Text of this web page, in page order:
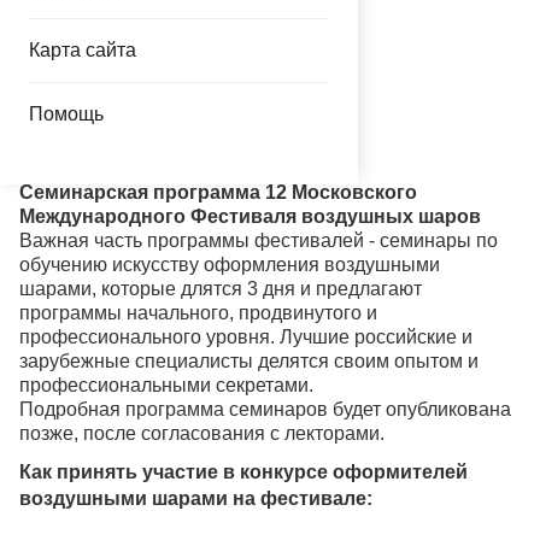
Карта сайта
Помощь
Дополнительные номинации:
- Самая техничная команда
- За лучший дебют
Семинарская программа 12 Московского
Международного Фестиваля воздушных шаров
Важная часть программы фестивалей - семинары по
обучению искусству оформления воздушными
шарами, которые длятся 3 дня и предлагают
программы начального, продвинутого и
профессионального уровня. Лучшие российские и
зарубежные специалисты делятся своим опытом и
профессиональными секретами.
Подробная программа семинаров будет опубликована
позже, после согласования с лекторами.
Как принять участие в конкурсе оформителей
воздушными шарами на фестивале: